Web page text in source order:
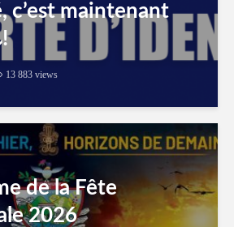
c’est maintenant
13 883 views
de la Fête
2026